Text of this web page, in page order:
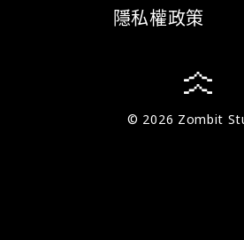
隱私權政策
© 2026 Zombit